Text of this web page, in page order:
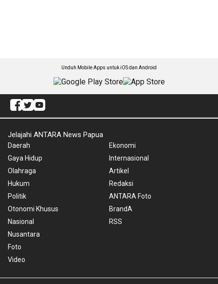
Unduh Mobile Apps untuk iOS dan Android
Jelajahi ANTARA News Papua
Daerah
Gaya Hidup
Olahraga
Hukum
Politik
Otonomi Khusus
Nasional
Nusantara
Foto
Video
Ekonomi
Internasional
Artikel
Redaksi
ANTARA Foto
BrandA
RSS